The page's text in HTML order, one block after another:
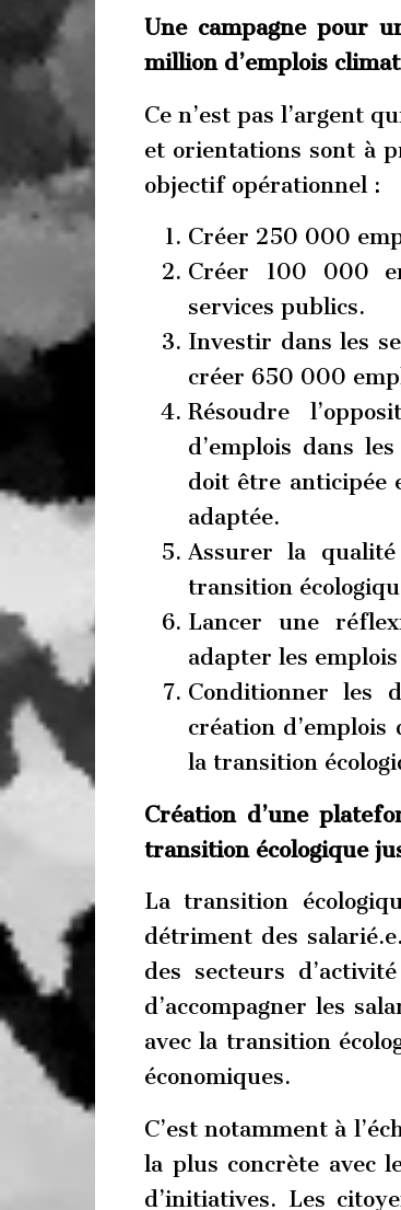
Une campagne pour
million d’emplois
Ce n’est pas l’argent
et orientations sont à
objectif opérationnel :
Créer 250 000
Créer 100 000
services publics.
Investir dans les
créer 650 000
Résoudre
d’emplois dans
doit être anticipée
adaptée.
Assurer la
transition
Lancer une
adapter les
Conditionner les
création
la transition
Création d’une
transition écologique
La transition
détriment des
des secteurs
d’accompagner les
avec la transition
économiques.
C’est notamment à
la plus concrète avec
d’initiatives. Les